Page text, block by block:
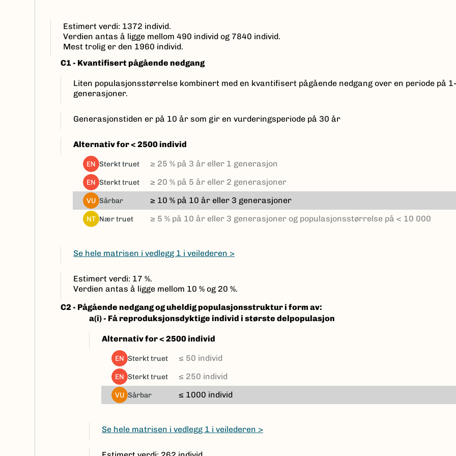
Estimert verdi: 1372 individ.
Verdien antas å ligge mellom 490 individ og 7840 individ.
Mest trolig er den 1960 individ.
C1 - Kvantifisert pågående nedgang
Liten populasjonsstørrelse kombinert med en kvantifisert pågående nedgang over en periode på
generasjoner.
Generasjonstiden er på 10 år som gir en vurderingsperiode på 30 år
Alternativ for < 2500 individ
EN sterkt truet ≥ 25 % på 3 år eller 1 generasjon
EN sterkt truet ≥ 20 % på 5 år eller 2 generasjoner
VU sårbar ≥ 10 % på 10 år eller 3 generasjoner
NT nær truet ≥ 5 % på 10 år eller 3 generasjoner og populasjonsstørrelse på < 10 000
Se hele matrisen i vedlegg 1 i veilederen >
Estimert verdi: 17 %.
Verdien antas å ligge mellom 10 % og 20 %.
C2 - Pågående nedgang og uheldig populasjonsstruktur i form av:
a(i) - Få reproduksjonsdyktige individ i største delpopulasjon
Alternativ for < 2500 individ
EN sterkt truet ≤ 50 individ
EN sterkt truet ≤ 250 individ
VU sårbar ≤ 1000 individ
Se hele matrisen i vedlegg 1 i veilederen >